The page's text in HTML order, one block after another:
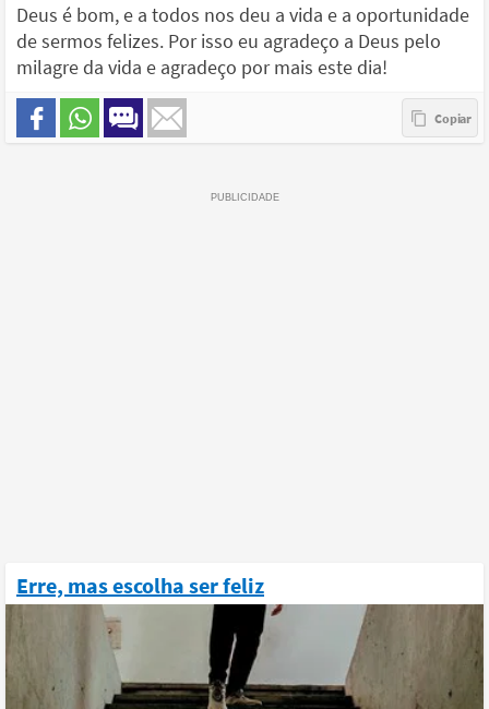
Deus é bom, e a todos nos deu a vida e a oportunidade
de sermos felizes. Por isso eu agradeço a Deus pelo
milagre da vida e agradeço por mais este dia!
Erre, mas escolha ser feliz